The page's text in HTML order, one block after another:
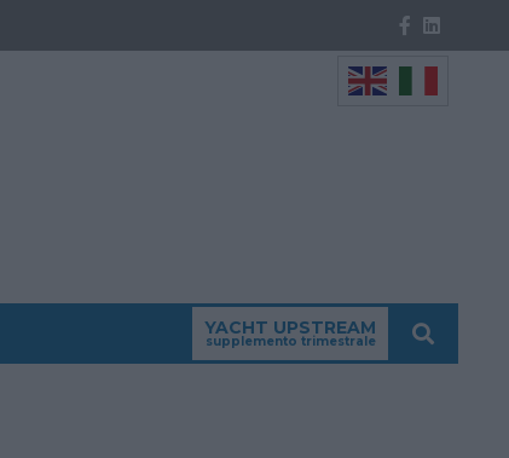
YACHT UPSTREAM
supplemento trimestrale